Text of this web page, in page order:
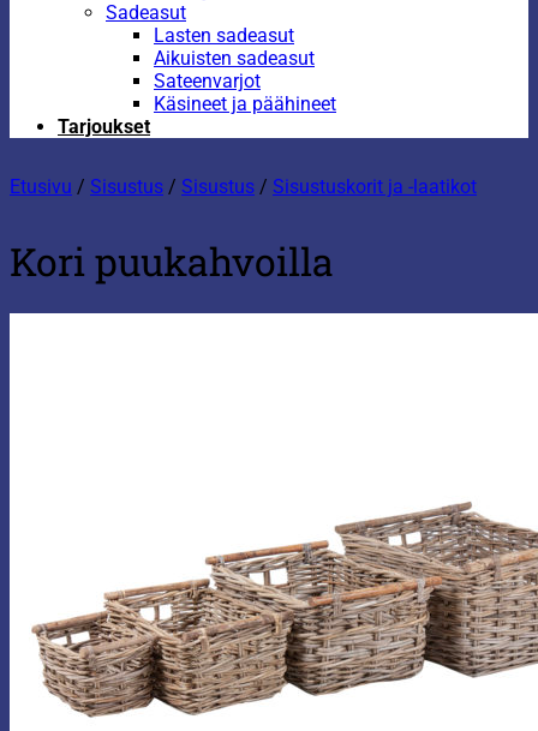
Sadeasut
Lasten sadeasut
Aikuisten sadeasut
Sateenvarjot
Käsineet ja päähineet
Tarjoukset
Etusivu / Sisustus / Sisustus / Sisustuskorit ja -laatikot
Kori puukahvoilla